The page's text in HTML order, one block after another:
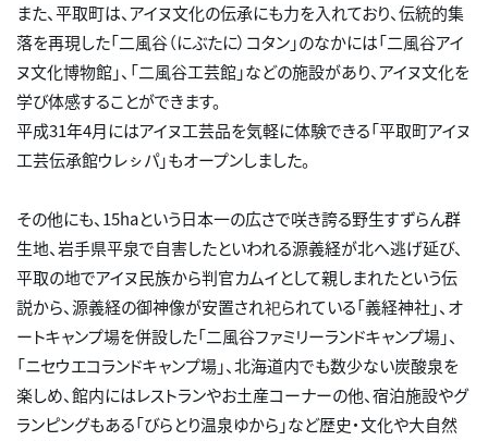
また、平取町は、アイヌ文化の伝承にも力を入れており、伝統的集
落を再現した「二風谷（にぶたに）コタン」のなかには「二風谷アイ
ヌ文化博物館」、「二風谷工芸館」などの施設があり、アイヌ文化を
学び体感することができます。
平成31年4月にはアイヌ工芸品を気軽に体験できる「平取町アイヌ
工芸伝承館ウレㇱパ」もオープンしました。
その他にも、15haという日本一の広さで咲き誇る野生すずらん群
生地、岩手県平泉で自害したといわれる源義経が北へ逃げ延び、
平取の地でアイヌ民族から判官カムイとして親しまれたという伝
説から、源義経の御神像が安置され祀られている「義経神社」、オ
ートキャンプ場を併設した「二風谷ファミリーランドキャンプ場」、
「ニセウエコランドキャンプ場」、北海道内でも数少ない炭酸泉を
楽しめ、館内にはレストランやお土産コーナーの他、宿泊施設やグ
ランピングもある「びらとり温泉ゆから」など歴史・文化や大自然